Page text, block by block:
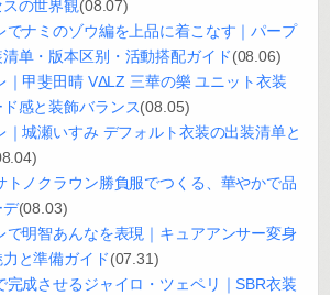
の世界観(08.07)
でナミのゾウ編を上品に着こなす｜パープ
单・版本区别・活動搭配ガイド(08.06)
｜甲斐田晴 VΔLZ 三華の樂 ユニット衣装
感と装飾バランス(08.05)
｜城瀬いすみ デフォルト衣装の出装清单と
トノクラウン勝負服でつくる、華やかで品
デ(08.03)
で明智あんなを表現｜キュアアンサー変身
と準備ガイド(07.31)
完成させるジャイロ・ツェペリ｜SBR衣装